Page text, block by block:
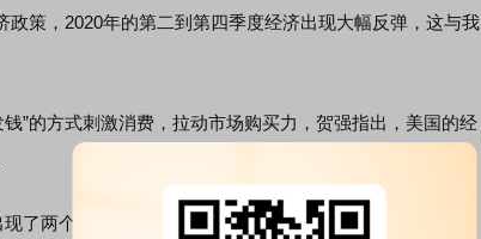
策，2020年的第二到第四季度经济出现大幅反弹，这与我
的方式刺激消费，拉动市场购买力，贺强指出，美国的经
两个意料之外的结果。”贺强指出，一方面，美国消费大